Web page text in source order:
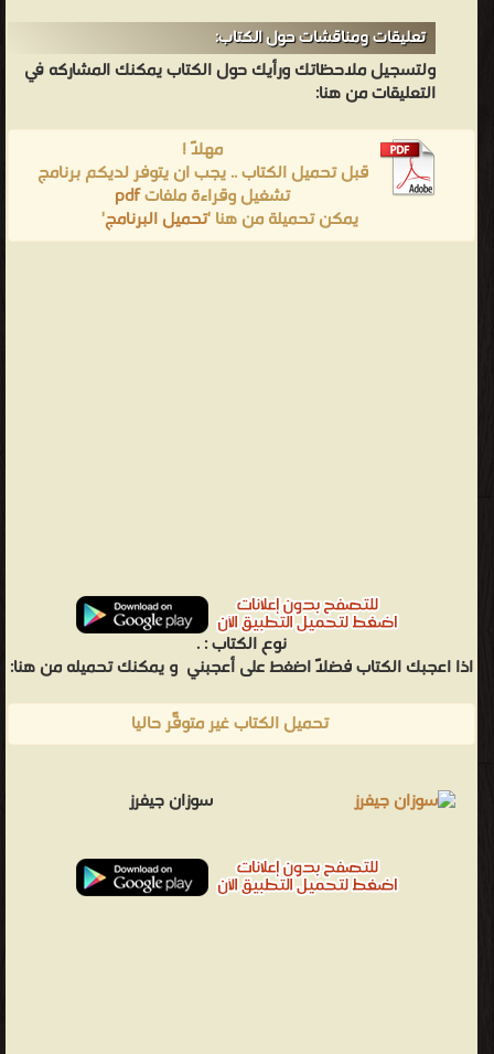
تعليقات ومناقشات حول الكتاب:
ولتسجيل ملاحظاتك ورأيك حول الكتاب يمكنك المشاركه في
التعليقات من هنا:
مهلاً !
قبل تحميل الكتاب .. يجب ان يتوفر لديكم برنامج
تشغيل وقراءة ملفاتpdf
يمكن تحميلة من هنا 'تحميل البرنامج'
نوع الكتاب :.
اذا اعجبك الكتاب فضلاً اضغط على أعجبني و يمكنك تحميله من هنا:
تحميل الكتاب غير متوفّر حاليًا
سوزان جيفرز